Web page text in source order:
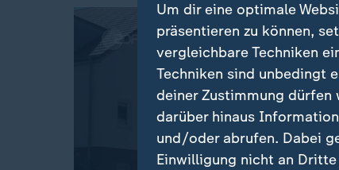
Um dir eine optimale
präsentieren zu können,
vergleichbare Techniken
Techniken sind unbedingt
deiner Zustimmung dürfen
darüber hinaus
und/oder abrufen. Dabei
Einwilligung nicht an